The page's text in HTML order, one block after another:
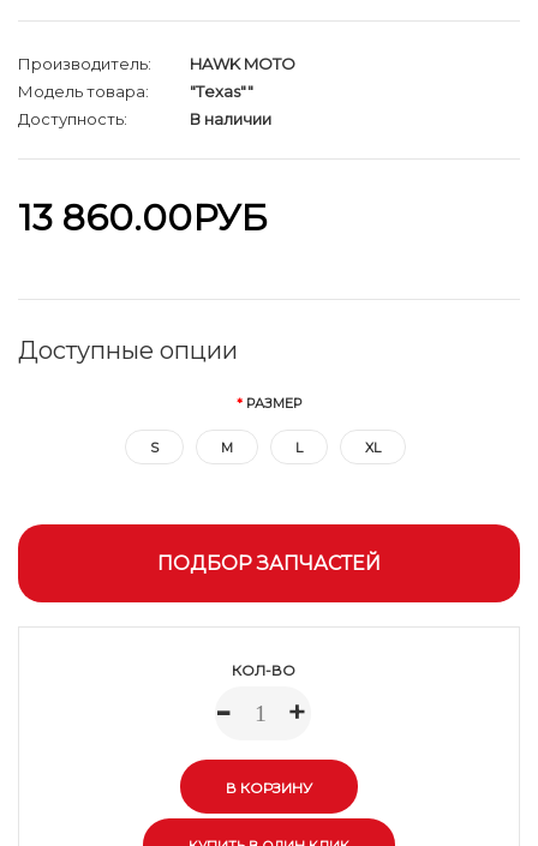
Производитель:
HAWK MOTO
Модель товара:
"Tеxas""
Доступность:
В наличии
13 860.00РУБ
Доступные опции
РАЗМЕР
S M L XL
ПОДБОР ЗАПЧАСТЕЙ
КОЛ-ВО
- +